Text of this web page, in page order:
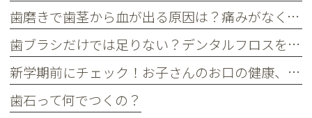
歯磨きで歯茎から血が出る原因は？痛みがなくても受診すべき判断基準
歯ブラシだけでは足りない？デンタルフロスを使うメリット
新学期前にチェック！お子さんのお口の健康、大丈夫？
歯石って何でつくの？